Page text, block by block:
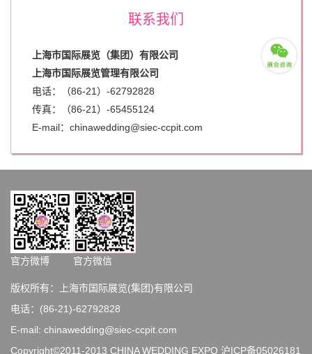
联系我们
上海市国际展览（集团）有限公司
上海市国际展览管理有限公司
电话：（86-21）-62792828
传真：（86-21）-65455124
E-mail：chinawedding@siec-ccpit.com
官方微博 官方微信
版权所有：上海市国际展览(集团)有限公司
电话：(86-21)-62792828
E-mail: chinawedding@siec-ccpit.com
Copyright©2011-2013 CHINA WEDDING EXPO 沪ICP备05026181